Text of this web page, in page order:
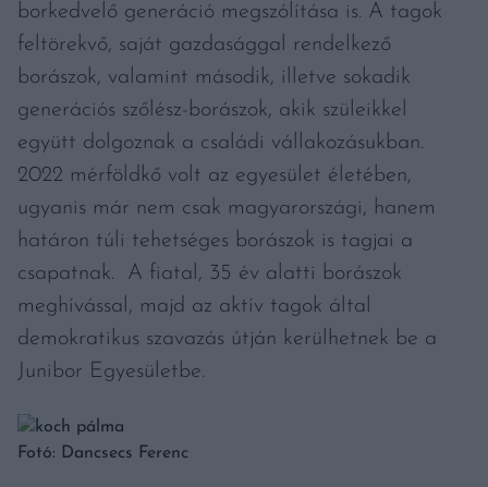
borkedvelő generáció megszólítása is. A tagok
feltörekvő, saját gazdasággal rendelkező
borászok, valamint második, illetve sokadik
generációs szőlész-borászok, akik szüleikkel
együtt dolgoznak a családi vállakozásukban.
2022 mérföldkő volt az egyesület életében,
ugyanis már nem csak magyarországi, hanem
határon túli tehetséges borászok is tagjai a
csapatnak. A fiatal, 35 év alatti borászok
meghívással, majd az aktív tagok által
demokratikus szavazás útján kerülhetnek be a
Junibor Egyesületbe.
Fotó: Dancsecs Ferenc